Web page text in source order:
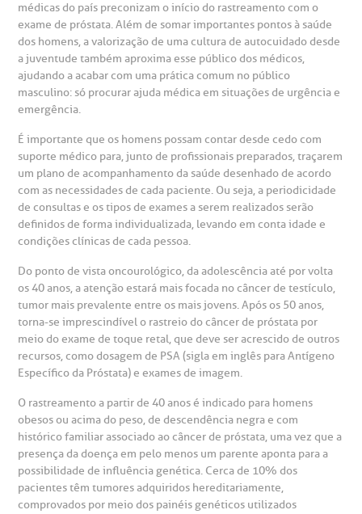
R. Martiniano de Carvalho, 965
CEP: 01323-001 | Bela Vista
São Paulo - SP
Clínica Medicina da Mulher
Saiba mais
Endereço:
R. Colômbia, 332
CEP: 01438-000 | Jardim Paulista
São Paulo - SP
de Benchmarking
frequentes
de Sangue
de órgãos
de cuidado
e perdidos
médicas do país preconizam o início do rastreamento com o
exame de próstata. Além de somar importantes pontos à saúde
dos homens, a valorização de uma cultura de autocuidado desde
a juventude também aproxima esse público dos médicos,
ajudando a acabar com uma prática comum no público
masculino: só procurar ajuda médica em situações de urgência e
emergência.
É importante que os homens possam contar desde cedo com
suporte médico para, junto de profissionais preparados, traçarem
um plano de acompanhamento da saúde desenhado de acordo
com as necessidades de cada paciente. Ou seja, a periodicidade
de consultas e os tipos de exames a serem realizados serão
definidos de forma individualizada, levando em conta idade e
condições clínicas de cada pessoa.
Do ponto de vista oncourológico, da adolescência até por volta
os 40 anos, a atenção estará mais focada no câncer de testículo,
tumor mais prevalente entre os mais jovens. Após os 50 anos,
torna-se imprescindível o rastreio do câncer de próstata por
meio do exame de toque retal, que deve ser acrescido de outros
recursos, como dosagem de PSA (sigla em inglês para Antígeno
Específico da Próstata) e exames de imagem.
O rastreamento a partir de 40 anos é indicado para homens
obesos ou acima do peso, de descendência negra e com
histórico familiar associado ao câncer de próstata, uma vez que a
presença da doença em pelo menos um parente aponta para a
possibilidade de influência genética. Cerca de 10% dos
pacientes têm tumores adquiridos hereditariamente,
comprovados por meio dos painéis genéticos utilizados